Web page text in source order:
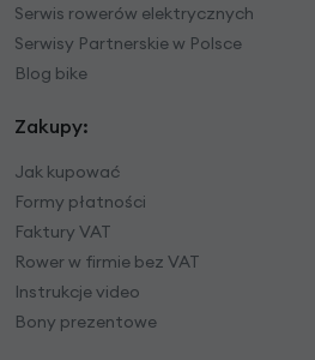
Serwis rowerów elektrycznych
Serwisy Partnerskie w Polsce
Blog bike
Zakupy:
Jak kupować
Formy płatności
Faktury VAT
Rower w firmie bez VAT
Instrukcje video
Bony prezentowe